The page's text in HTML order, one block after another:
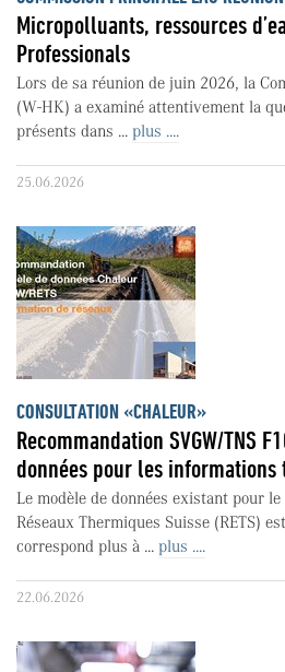
Micropolluants, ressources
Professionals
Lors de sa réunion de juin 2026, la
(W-HK) a examiné attentivement la
présents dans ... plus ....
25.06.2026
CONSULTATION «CHALEUR»
Recommandation SVGW/TNS
données pour les
Le modèle de données existant pour
Réseaux Thermiques Suisse (RETS)
correspond plus à ... plus ....
22.06.2026